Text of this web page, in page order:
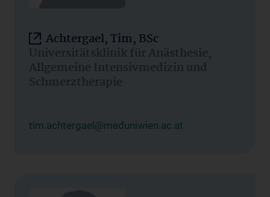
Achtergael, Tim, BSc
Universitätsklinik für Anästhesie,
Allgemeine Intensivmedizin und
Schmerztherapie
tim.achtergael@meduniwien.ac.at